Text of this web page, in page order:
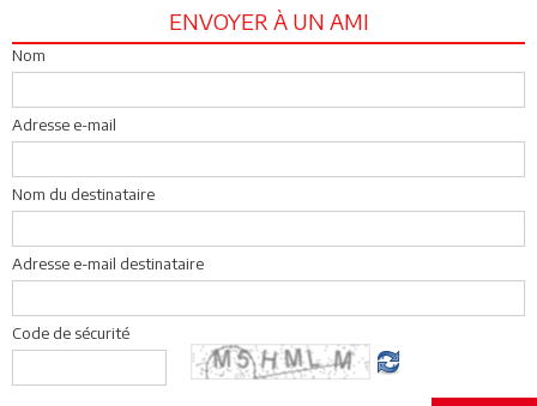
ENVOYER À UN AMI
Nom
Adresse e-mail
Nom du destinataire
Adresse e-mail destinataire
Code de sécurité